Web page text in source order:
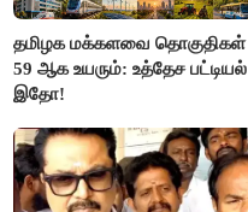
தமிழக மக்களவை தொகுதிகள்
59 ஆக உயரும்: உத்தேச பட்டியல்
இதோ!